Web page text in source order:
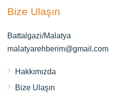
Bize Ulaşın
Battalgazi/Malatya
malatyarehberim@gmail.com
Hakkımızda
Bize Ulaşın